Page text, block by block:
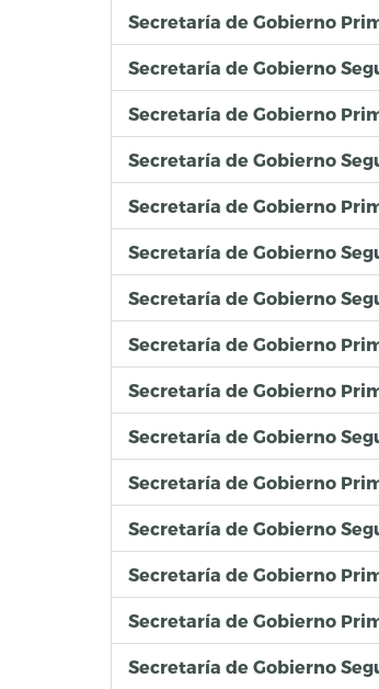
Secretaría de Gobierno
Secretaría de Gobierno
Secretaría de Gobierno
Secretaría de Gobierno
Secretaría de Gobierno
Secretaría de Gobierno
Secretaría de Gobierno
Secretaría de Gobierno
Secretaría de Gobierno
Secretaría de Gobierno
Secretaría de Gobierno
Secretaría de Gobierno
Secretaría de Gobierno
Secretaría de Gobierno
Secretaría de Gobierno